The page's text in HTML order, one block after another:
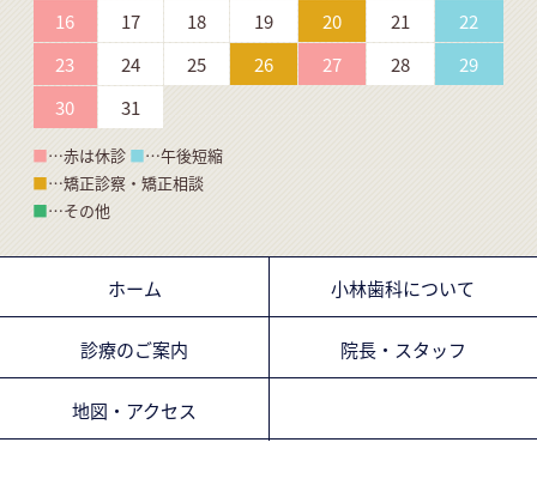
16
17 18 19 20 21
22
23
24 25 26 27 28
29
30
31
■…赤は休診 ■…午後短縮
■…矯正診察・矯正相談
■…その他
ホーム 小林歯科について
診療のご案内 院長・スタッフ
地図・アクセス